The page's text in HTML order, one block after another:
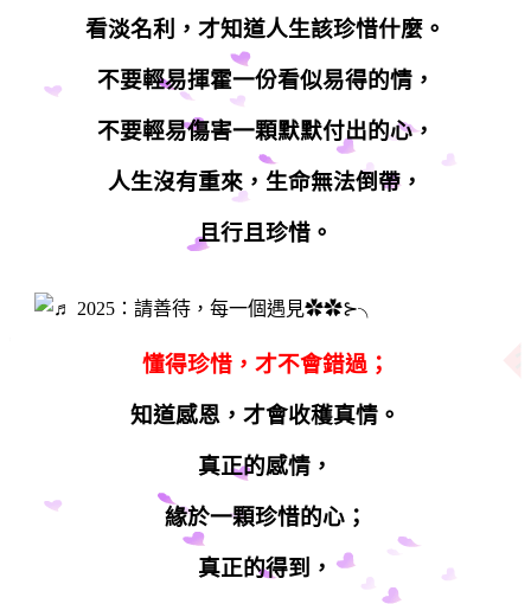
看淡名利，才知道人生該珍惜什麼。
不要輕易揮霍一份看似易得的情，
不要輕易傷害一顆默默付出的心，
人生沒有重來，生命無法倒帶，
且行且珍惜。
懂得珍惜，才不會錯過；
知道感恩，才會收穫真情。
真正的感情，
緣於一顆珍惜的心；
真正的得到，